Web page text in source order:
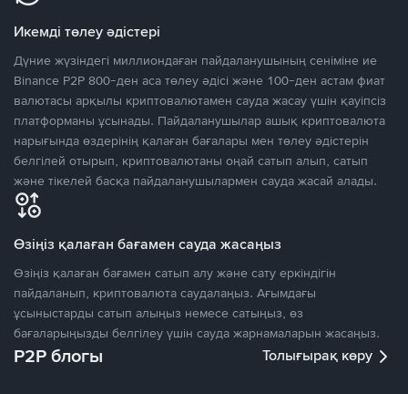
Икемді төлеу әдістері
Дүние жүзіндегі миллиондаған пайдаланушының сеніміне ие
Binance P2P 800-ден аса төлеу әдісі және 100-ден астам фиат
валютасы арқылы криптовалютамен сауда жасау үшін қауіпсіз
платформаны ұсынады. Пайдаланушылар ашық криптовалюта
нарығында өздерінің қалаған бағалары мен төлеу әдістерін
белгілей отырып, криптовалютаны оңай сатып алып, сатып
және тікелей басқа пайдаланушылармен сауда жасай алады.
Өзіңіз қалаған бағамен сауда жасаңыз
Өзіңіз қалаған бағамен сатып алу және сату еркіндігін
пайдаланып, криптовалюта саудалаңыз. Ағымдағы
ұсыныстарды сатып алыңыз немесе сатыңыз, өз
бағаларыңызды белгілеу үшін сауда жарнамаларын жасаңыз.
P2P блогы Толығырақ көру